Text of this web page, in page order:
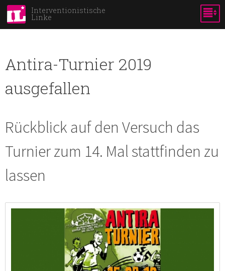
Direkt
Inhalt
Interventionistische
Linke
Antira-Turnier 2019
ausgefallen
Rückblick auf den Versuch das
Turnier zum 14. Mal stattfinden zu
lassen